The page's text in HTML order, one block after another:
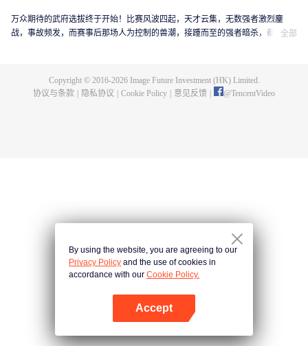
万众期待的武府选拔终于开始！比赛风波四起，天才云集，无数强者激烈鏖
战，事故频发，而赛事后那场人为控制的兽潮，接踵而至的强者暗杀，都显示
全部
Copyright © 2016-2026Image Future Investment (HK) Limited.
协议与条款
隐私协议 Cookie Policy 意见反馈 @TencentVideo
By using the website, you are agreeing to our
Privacy Policy and the use of cookies in
accordance with our Cookie Policy.
Accept